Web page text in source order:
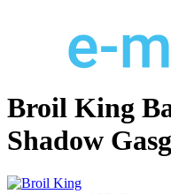
Broil King
Shadow